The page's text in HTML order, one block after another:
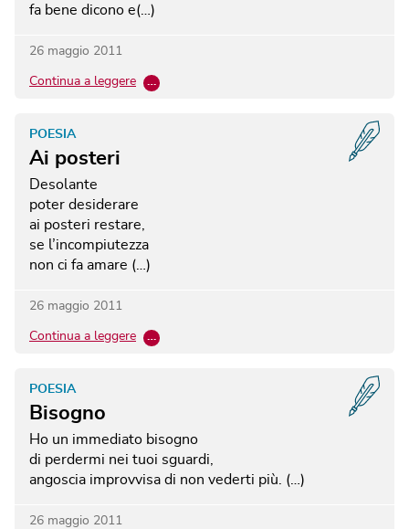
fa bene dicono e(…)
26 maggio 2011
Continua a leggere …
Ai posteri
POESIA
Desolante
poter desiderare
ai posteri restare,
se l’incompiutezza
non ci fa amare (…)
26 maggio 2011
Continua a leggere …
Bisogno
POESIA
Ho un immediato bisogno
di perdermi nei tuoi sguardi,
angoscia improvvisa di non vederti più. (…)
26 maggio 2011